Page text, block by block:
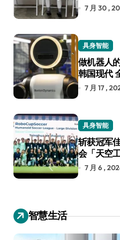
7 月 30 ,
具身智能
做机器人
韩国现代
7 月 17 ,
具身智能
斩获冠军
会「天空
RoboCup
7 月 6 ,
智慧生活